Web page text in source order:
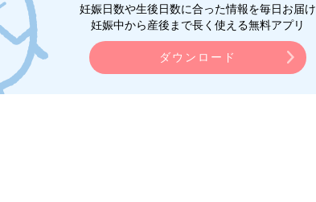
妊娠日数や生後日数に合った情報を毎日お届け
妊娠中から産後まで長く使える無料アプリ
ダウンロード